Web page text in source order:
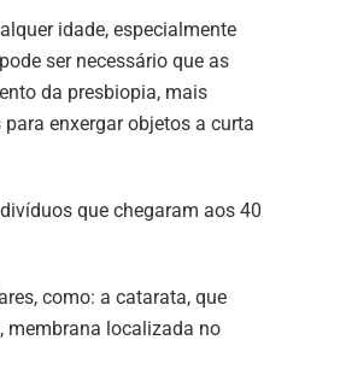
idade, especialmente
ser necessário que as
da presbiopia, mais
enxergar objetos a curta
que chegaram aos 40
como: a catarata, que
membrana localizada no